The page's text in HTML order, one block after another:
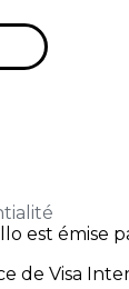
est émise
de Visa